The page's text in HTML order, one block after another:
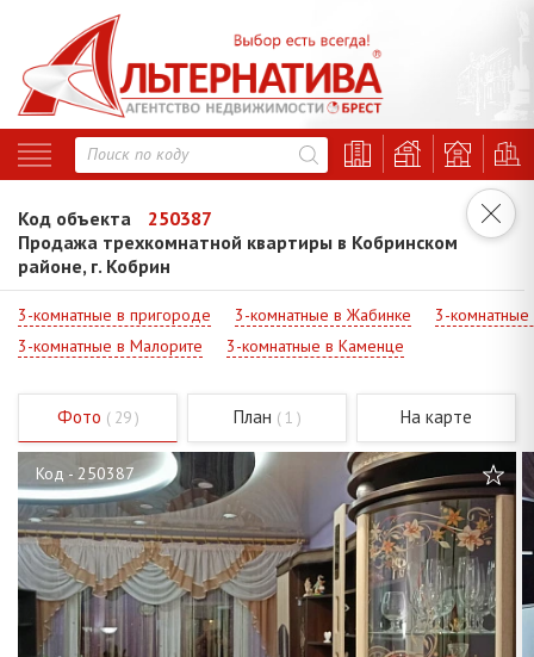
Код объекта
250387
Продажа трехкомнатной квартиры в Кобринском
районе, г. Кобрин
3-комнатные в пригороде 3-комнатные в Жабинке
3-
3-комнатные в Малорите
3-комнатные в Каменце
Фото ( 29 ) План ( 1 ) На карте
Код - 250387